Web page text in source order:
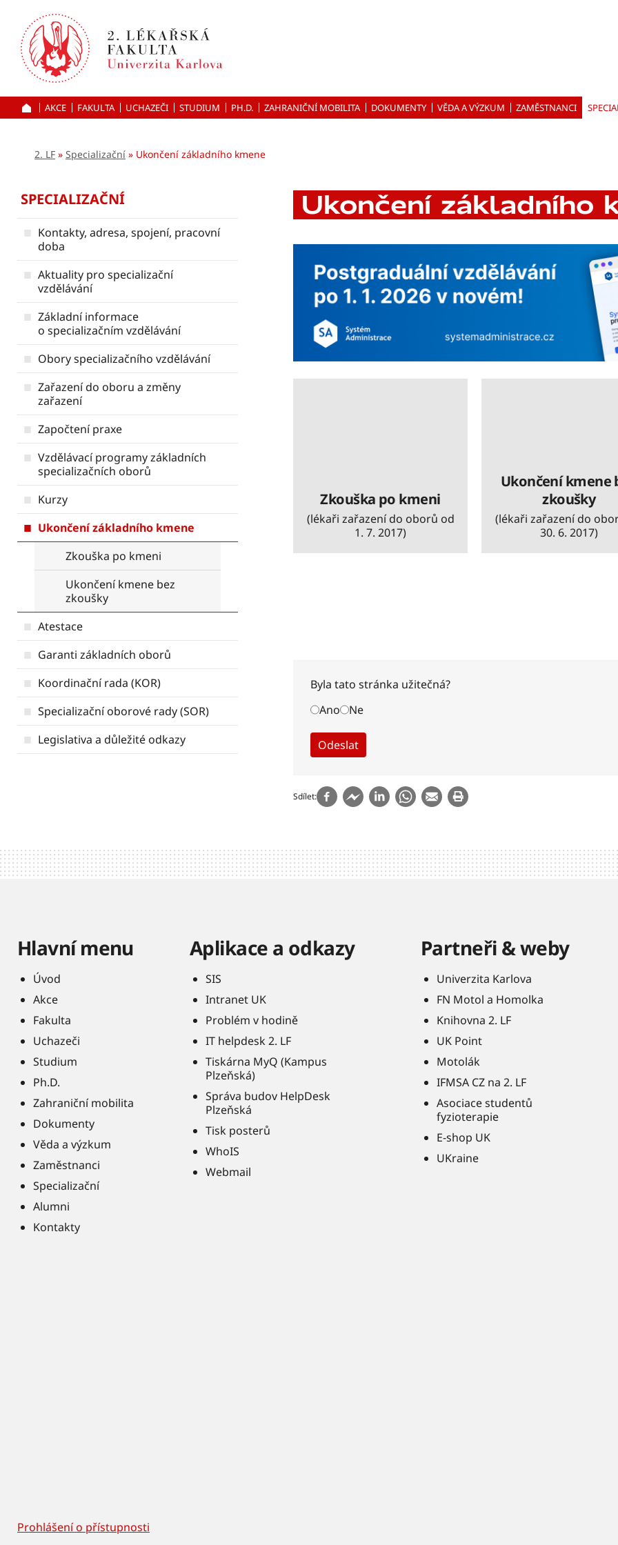
k hlavnímu
obsahu
ÚVOD
AKCE FAKULTA UCHAZEČI STUDIUM PH.D. ZAHRANIČNÍ MOBILITA DOKUMENTY VĚDA A VÝZKUM ZAMĚSTNANCI
2. LF Specializační Ukončení základního kmene
SPECIALIZAČNÍ
Kontakty, adresa, spojení, pracovní
doba
Aktuality pro specializační
vzdělávání
Základní informace
o specializačním vzdělávání
Obory specializačního vzdělávání
Zařazení do oboru a změny
zařazení
Započtení praxe
Vzdělávací programy základních
specializačních oborů
Kurzy
Ukončení základního kmene
Zkouška po kmeni
Ukončení kmene bez
zkoušky
Atestace
Garanti základních oborů
Koordinační rada (KOR)
Specializační oborové rady (SOR)
Legislativa a důležité odkazy
Ukončení základního
Zkouška po kmeni
(lékaři zařazení do oborů od
1. 7. 2017)
Ukončení kmene
zkoušky
(lékaři zařazení do
30. 6. 2017)
Byla tato stránka užitečná?
Ano
Ne
Sdílet
Hlavní menu
Úvod
Akce
Fakulta
Uchazeči
Studium
Ph.D.
Zahraniční mobilita
Dokumenty
Věda a výzkum
Zaměstnanci
Specializační
Alumni
Kontakty
Aplikace a odkazy
SIS
Intranet UK
Problém v hodině
IT helpdesk 2. LF
Tiskárna MyQ (Kampus
Plzeňská)
Správa budov HelpDesk
Plzeňská
Tisk posterů
WhoIS
Webmail
Partneři & weby
Univerzita Karlova
FN Motol a Homolka
Knihovna 2. LF
UK Point
Motolák
IFMSA CZ na 2. LF
Asociace studentů
fyzioterapie
E-shop UK
UKraine
Footer
Prohlášení o přístupnosti